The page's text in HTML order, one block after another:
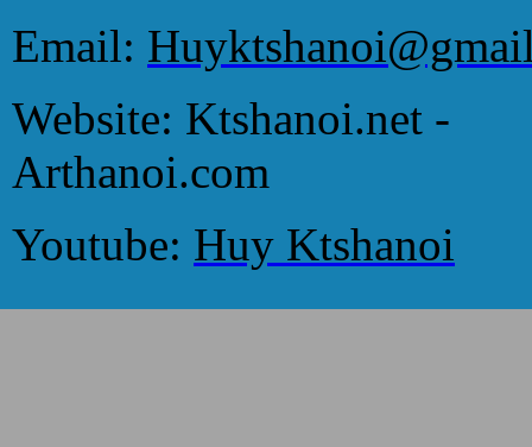
Email:
Website: Ktshanoi.net -
Arthanoi.com
Youtube: Huy Ktshanoi